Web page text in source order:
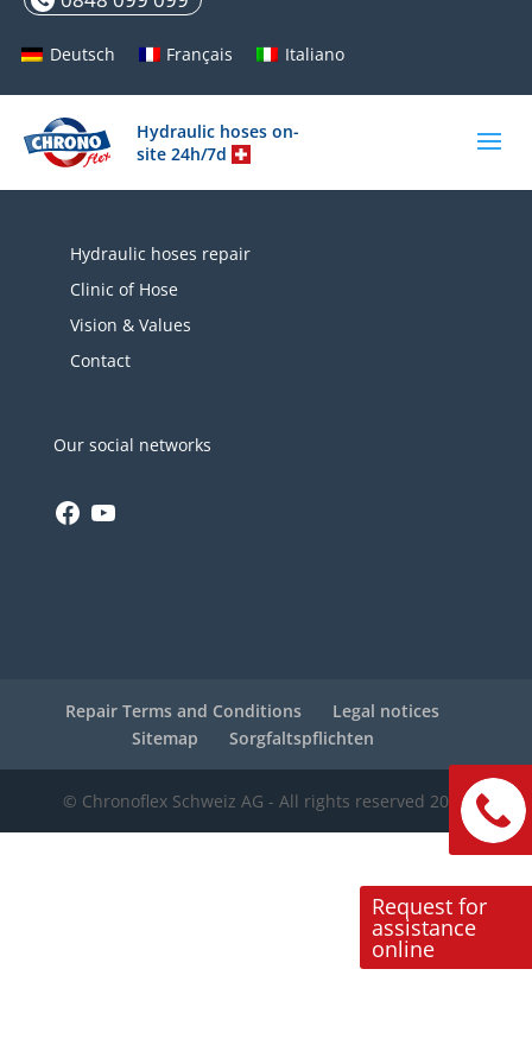
Deutsch Français Italiano
Hydraulic hoses on-
site 24h/7d
Request for
assistance
online
Hydraulic hoses repair
Clinic of Hose
Vision & Values
Contact
Our social networks
Facebook
YouTube
Repair Terms and Conditions
Legal notices
Sitemap
Sorgfaltspflichten
© Chronoflex Schweiz AG - All rights reserved 2022